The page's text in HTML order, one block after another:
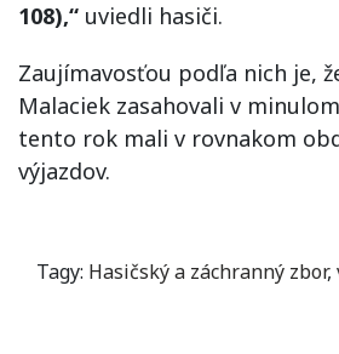
108),“ uviedli hasiči.
Zaujímavosťou podľa nich je,
Malaciek zasahovali v
tento rok mali v rovnakom
výjazdov.
Tagy: Hasičský a záchranný zbor,